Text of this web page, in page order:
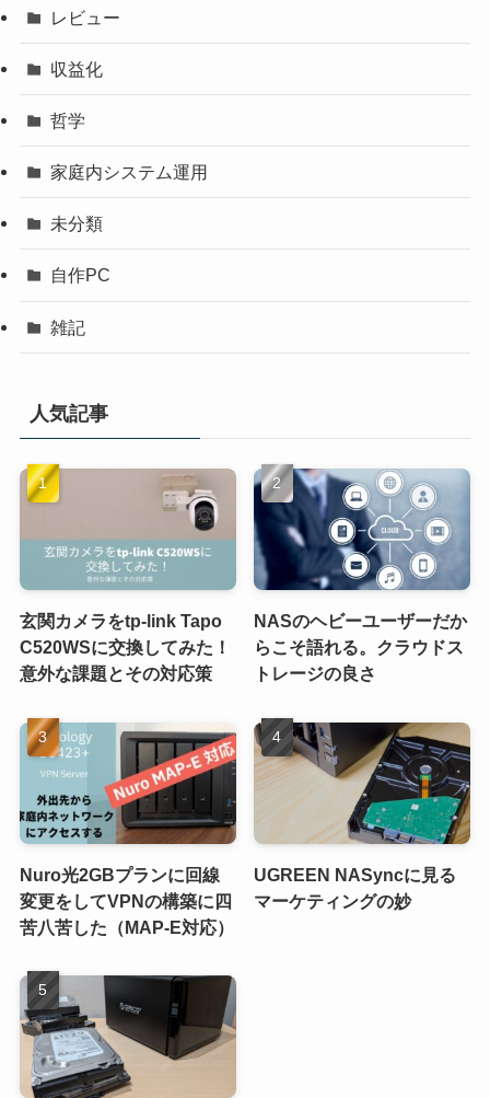
レビュー
収益化
哲学
家庭内システム運用
未分類
自作PC
雑記
人気記事
玄関カメラをtp-link Tapo
C520WSに交換してみた！
意外な課題とその対応策
NASのヘビーユーザーだか
らこそ語れる。クラウドス
トレージの良さ
Nuro光2GBプランに回線
変更をしてVPNの構築に四
苦八苦した（MAP-E対応）
UGREEN NASyncに見る
マーケティングの妙